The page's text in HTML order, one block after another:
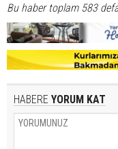
Bu haber toplam 583
HABERE YORUM KAT